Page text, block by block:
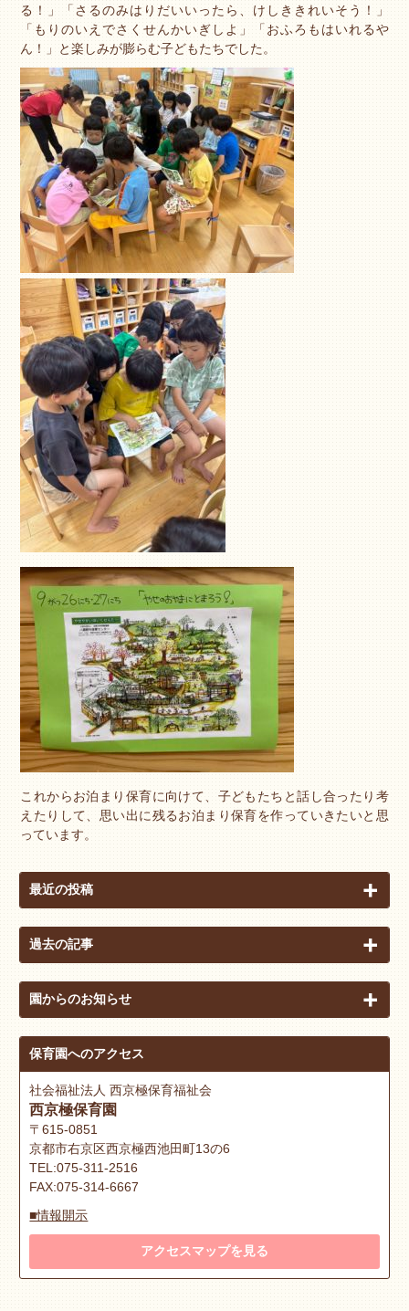
る！」「さるのみはりだいいったら、けしききれいそう！」
「もりのいえでさくせんかいぎしよ」「おふろもはいれるや
ん！」と楽しみが膨らむ子どもたちでした。
これからお泊まり保育に向けて、子どもたちと話し合ったり考
えたりして、思い出に残るお泊まり保育を作っていきたいと思
っています。
最近の投稿
過去の記事
園からのお知らせ
保育園へのアクセス
社会福祉法人 西京極保育福祉会
西京極保育園
〒615-0851
京都市右京区西京極西池田町13の6
TEL:075-311-2516
FAX:075-314-6667
■情報開示
アクセスマップを見る